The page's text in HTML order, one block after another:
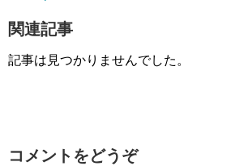
関連記事
記事は見つかりませんでした。
コメントをどうぞ